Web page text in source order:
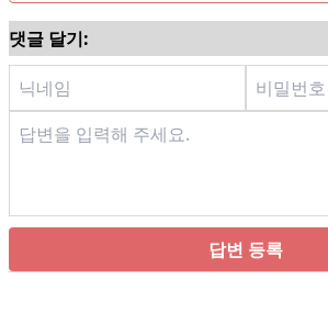
댓글 달기:
답변 등록